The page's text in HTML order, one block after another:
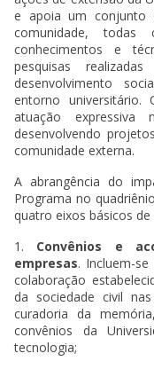
e apoia um conjunto
comunidade, todas
conhecimentos e
pesquisas
desenvolvimento
entorno
atuação
desenvolvendo
comunidade externa.
A abrangência do
Programa no
quatro eixos básicos de
1. Convênios e
empresas. Incluem-
colaboração
da sociedade civil
curadoria da
convênios da
tecnologia;